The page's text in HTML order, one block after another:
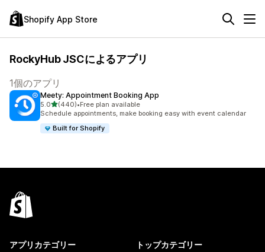
Shopify App Store
RockyHub JSCによるアプリ
1個のアプリ
Meety: Appointment Booking App
5.05つ星中
(440)
合計レビュー数：440件
•Free plan available
Schedule appointments, make booking easy with event calendar
Built for Shopify
アプリカテゴリー トップカテゴリー